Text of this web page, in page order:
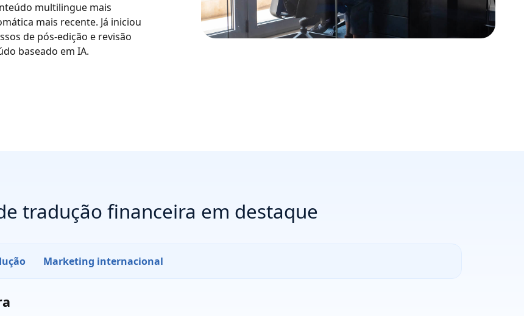
multilingue mais
mais recente. Já iniciou
de pós-edição e revisão
baseado em IA.
tradução financeira em destaque
Marketing internacional